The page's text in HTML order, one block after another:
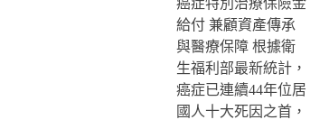
給付 兼顧資產傳承
與醫療保障 根據衛
生福利部最新統計，
癌症已連續44年位居
國人十大死因之首，